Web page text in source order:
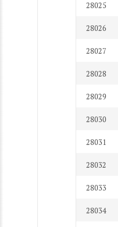
28025
28026
28027
28028
28029
28030
28031
28032
28033
28034